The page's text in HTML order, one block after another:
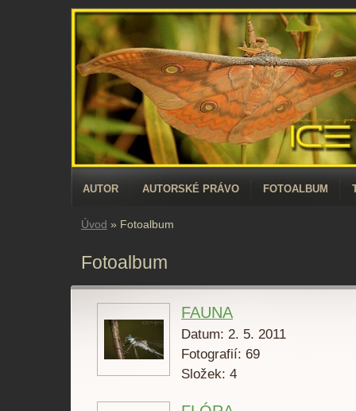
AUTOR AUTORSKÉ PRÁVO FOTOALBUM
Úvod » Fotoalbum
Fotoalbum
FAUNA
Datum: 2. 5. 2011
Fotografií: 69
Složek: 4